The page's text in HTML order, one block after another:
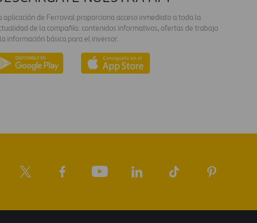
aplicación de Ferrovial proporciona acceso inmediato a toda la
de la compañía: contenidos informativos, ofertas de trabajo
información básica para el inversor.